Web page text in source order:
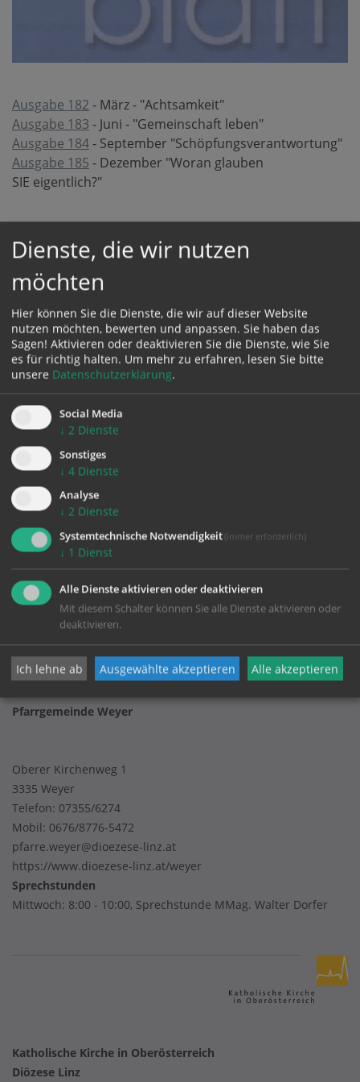
Ausgabe 182 - März - "Achtsamkeit"
Ausgabe 183 - Juni - "Gemeinschaft leben"
Ausgabe 184- September "Schöpfungsverantwortung"
Ausgabe 185 - Dezember "Woran glauben
SIE eigentlich?"
Impressum
Pfarrgemeinde Weyer
Oberer Kirchenweg 1
3335 Weyer
Telefon: 07355/6274
Mobil: 0676/8776-5472
pfarre.weyer@dioezese-linz.at
https://www.dioezese-linz.at/weyer
Sprechstunden
Mittwoch: 8:00 - 10:00, Sprechstunde MMag. Walter Dorfer
Katholische Kirche in Oberösterreich
Diözese Linz
Dienste, die wir nutzen
möchten
Hier können Sie die Dienste, die wir auf dieser Website
nutzen möchten, bewerten und anpassen. Sie haben das
Sagen! Aktivieren oder deaktivieren Sie die Dienste, wie Sie
es für richtig halten. Um mehr zu erfahren, lesen Sie bitte
unsere Datenschutzerklärung.
Social Media
↓ 2 Dienste
Sonstiges
↓ 4 Dienste
Analyse
↓ 2 Dienste
Systemtechnische Notwendigkeit (immer erforderlich)
↓ 1 Dienst
Alle Dienste aktivieren oder deaktivieren
Mit diesem Schalter können Sie alle Dienste aktivieren oder
deaktivieren.
Ich lehne ab Ausgewählte akzeptieren Alle akzeptieren